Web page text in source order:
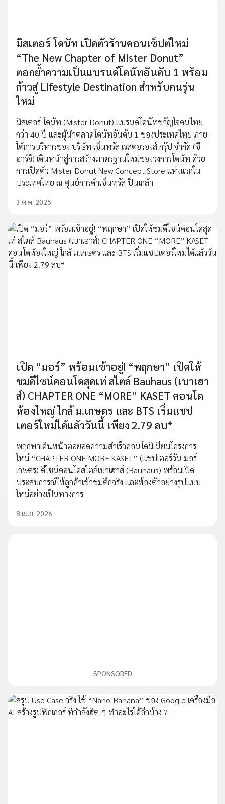
มิสเตอร์ โดนัท เปิดตัวร้านคอนเซ็ปต์ใหม่
“The New Chapter of Mister Donut”
ตอกย้ำความเป็นแบรนด์โดนัทอันดับ 1 พร้อม
ก้าวสู่ Lifestyle Destination สำหรับคนรุ่น
ใหม่
มิสเตอร์ โดนัท (Mister Donut) แบรนด์โดนัทขวัญใจคนไทย
กว่า 40 ปี และผู้นำตลาดโดนัทอันดับ 1 ของประเทศไทย ภาย
ใต้การบริหารของ บริษัท เซ็นทรัล เรสตอรองส์ กรุ๊ป จำกัด (ซี
อาร์จี) เดินหน้าสู่การสร้างมาตรฐานใหม่ของวงการโดนัท ด้วย
การเปิดตัว Mister Donut New Concept Store แห่งแรกใน
ประเทศไทย ณ ศูนย์การค้าเซ็นทรัล ปิ่นเกล้า
3 ต.ค. 2025
เปิด “มอร์” พร้อมเข้าอยู่! “พฤกษา” เปิดให้
ชมดีไซน์คอนโดสุดเท่ สไตล์ Bauhaus (เบาเฮา
ส์) CHAPTER ONE “MORE” KASET คอนโด
ห้องใหญ่ ใกล้ ม.เกษตร และ BTS เริ่มแชป
เตอร์ใหม่ได้แล้ววันนี้ เพียง 2.79 ลบ*
พฤกษาเดินหน้าต่อยอดความสำเร็จคอนโดมิเนียมโครงการ
ใหม่ “CHAPTER ONE MORE KASET” (แชปเตอร์วัน มอร์
เกษตร) ดีไซน์คอนโดสไตล์เบาเฮาส์ (Bauhaus) พร้อมเปิด
ประสบการณ์ให้ลูกค้าเข้าชมตึกจริง และห้องตัวอย่างรูปแบบ
ใหม่อย่างเป็นทางการ
8 เม.ย. 2026
SPONSORED